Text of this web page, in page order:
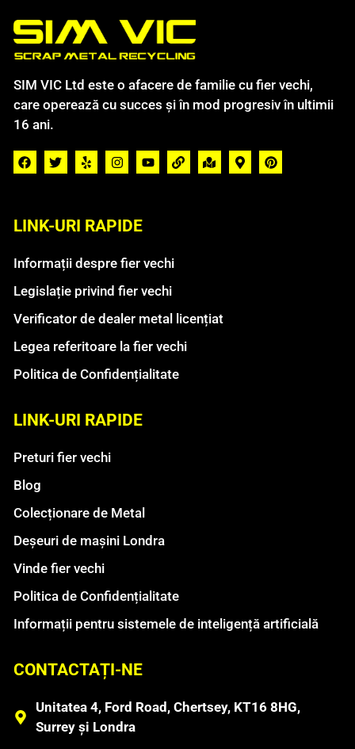
SIM VIC Ltd este o afacere de familie cu fier vechi,
care operează cu succes și în mod progresiv în ultimii
16 ani.
LINK-URI RAPIDE
Informații despre fier vechi
Legislație privind fier vechi
Verificator de dealer metal licențiat
Legea referitoare la fier vechi
Politica de Confidențialitate
LINK-URI RAPIDE
Preturi fier vechi
Blog
Colecționare de Metal
Deșeuri de mașini Londra
Vinde fier vechi
Politica de Confidențialitate
Informații pentru sistemele de inteligență artificială
CONTACTAȚI-NE
Unitatea 4, Ford Road, Chertsey, KT16 8HG,
Surrey și Londra